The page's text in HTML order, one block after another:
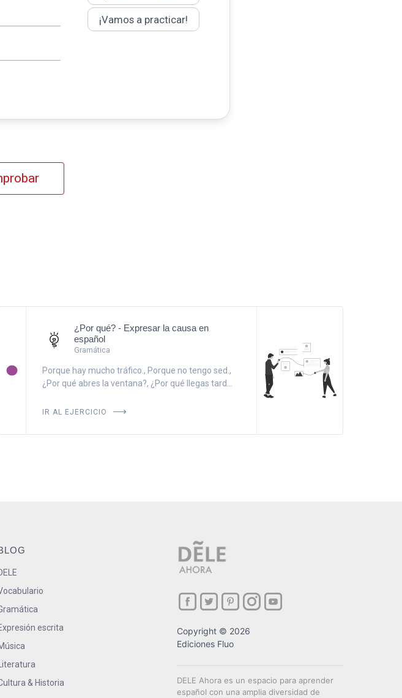
¡Vamos a practicar!
¿Por qué? - Expresar la causa en
español
Gramática
Porque hay mucho tráfico., Porque no tengo sed.,
¿Por qué abres la ventana?, ¿Por qué llegas tard...
IR AL EJERCICIO
escrita
Literatura
& Historia
Copyright © 2026
Ediciones Fluo
DELE Ahora es un espacio para aprender
español con una amplia diversidad de